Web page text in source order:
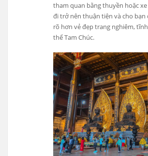
tham quan bằng thuyền hoặc
đi trở nên thuận tiện và cho bạn
rõ hơn vẻ đẹp trang nghiêm,
thể Tam Chúc.